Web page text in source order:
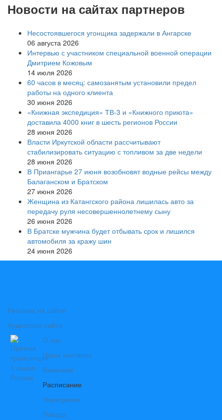
Новости на сайтах партнеров
Несостоявшегося угонщика задержали в Ангарске
06 августа 2026
Интервью с участником специальной военной операции
Дмитрием Кожовым
14 июля 2026
60 часов в месяц: самозанятым установили предел
работы на одного клиента
30 июня 2026
«Книжная экспедиция» ТВ-3 и «Книжного приюта»
доставила 4000 книг в шесть регионов России
28 июня 2026
Власти Иркутской области рассчитывают
стабилизировать ситуацию с топливом за две недели
28 июня 2026
В Приангарье 27 июня возобновят водные рейсы между
Балаганском и Братском
27 июня 2026
Женщина из Катангского района лишилась авто за
передачу руля несовершеннолетнему сыну
26 июня 2026
В Братске мужчина будет отбывать срок и лишился
автомобиля за кражу шин
24 июня 2026
Реклама на сайте
Аудитория сайта
О нас
Наши контакты
Вакансии
Расписание
Электрички
Поезда